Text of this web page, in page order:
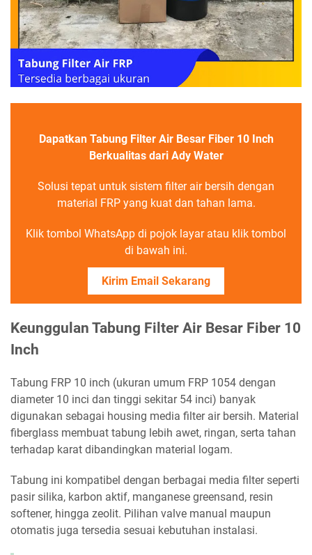
Dapatkan Tabung Filter Air Besar Fiber 10 Inch
Berkualitas dari Ady Water
Solusi tepat untuk sistem filter air bersih dengan
material FRP yang kuat dan tahan lama.
Klik tombol WhatsApp di pojok layar atau klik tombol
di bawah ini.
Kirim Email Sekarang
Keunggulan Tabung Filter Air Besar Fiber 10
Inch
Tabung FRP 10 inch (ukuran umum FRP 1054 dengan
diameter 10 inci dan tinggi sekitar 54 inci) banyak
digunakan sebagai housing media filter air bersih. Material
fiberglass membuat tabung lebih awet, ringan, serta tahan
terhadap karat dibandingkan material logam.
Tabung ini kompatibel dengan berbagai media filter seperti
pasir silika, karbon aktif, manganese greensand, resin
softener, hingga zeolit. Pilihan valve manual maupun
otomatis juga tersedia sesuai kebutuhan instalasi.